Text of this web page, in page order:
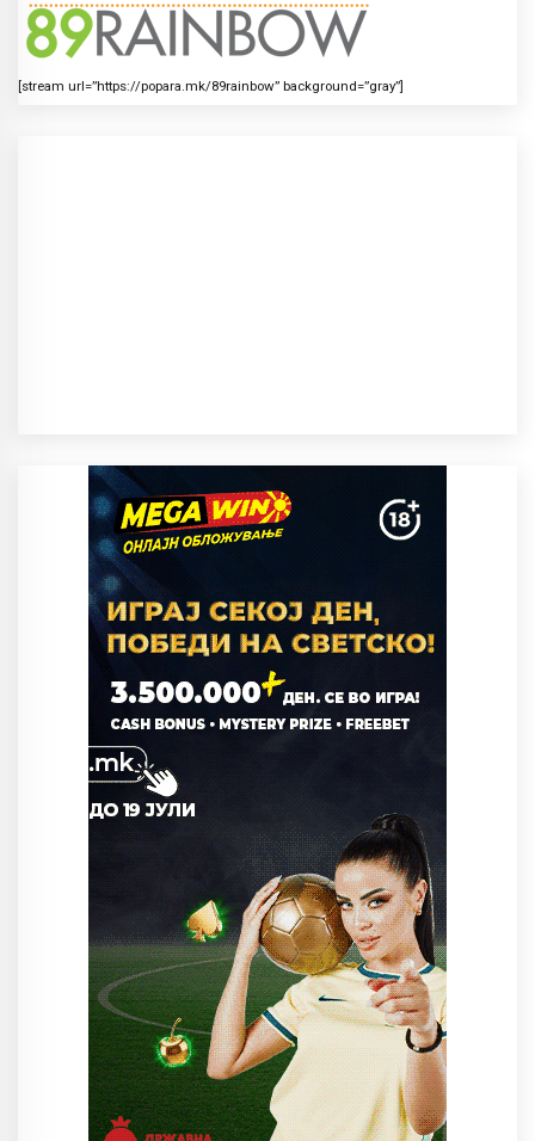
[stream url=”https://popara.mk/89rainbow” background=”gray”]